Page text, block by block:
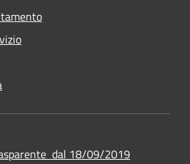
dal 18/09/2019